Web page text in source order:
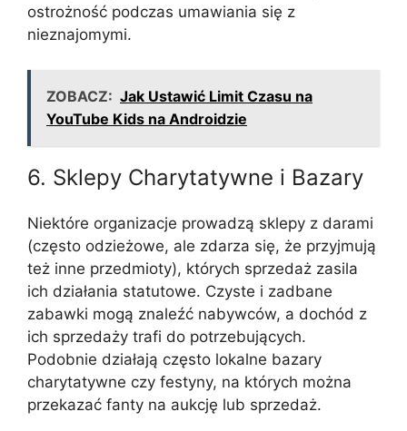
ostrożność podczas umawiania się z
nieznajomymi.
ZOBACZ: Jak Ustawić Limit Czasu na
YouTube Kids na Androidzie
6. Sklepy Charytatywne i Bazary
Niektóre organizacje prowadzą sklepy z darami
(często odzieżowe, ale zdarza się, że przyjmują
też inne przedmioty), których sprzedaż zasila
ich działania statutowe. Czyste i zadbane
zabawki mogą znaleźć nabywców, a dochód z
ich sprzedaży trafi do potrzebujących.
Podobnie działają często lokalne bazary
charytatywne czy festyny, na których można
przekazać fanty na aukcję lub sprzedaż.